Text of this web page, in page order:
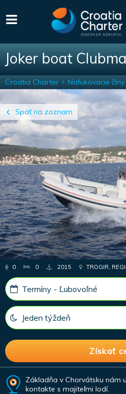
Joker boat
Späť na zoznam
Croatia Charter Nafukovacie člny
0 0 2015 TROGIR,
Základňa v Chorvátsku nám
kontakte s majiteľmi lodí.